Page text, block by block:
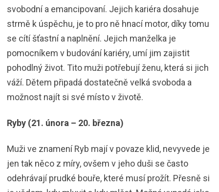
svobodní a emancipovaní. Jejich kariéra dosahuje
strmě k úspěchu, je to pro ně hnací motor, díky tomu
se cítí šťastní a naplnění. Jejich manželka je
pomocníkem v budování kariéry, umí jim zajistit
pohodlný život. Tito muži potřebují ženu, která si jich
váží. Dětem připadá dostatečně velká svoboda a
možnost najít si své místo v životě.
Ryby (21. února – 20. března)
Muži ve znamení Ryb mají v povaze klid, nevyvede je
jen tak něco z míry, ovšem v jeho duši se často
odehrávají prudké bouře, které musí prožít. Přesně si